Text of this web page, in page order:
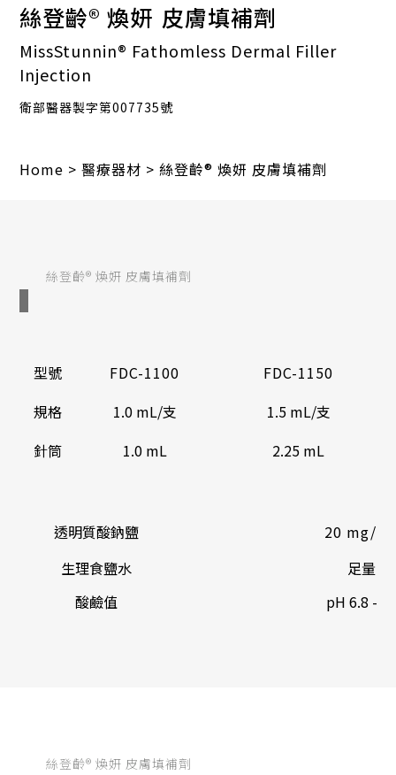
絲登齡® 煥妍 皮膚填補劑
MissStunnin® Fathomless Dermal Filler
Injection
衛部醫器製字第007735號
Home >醫療器材 >絲登齡® 煥妍 皮膚填補劑
絲登齡® 煥妍 皮膚填補劑
型號 FDC-1100
FDC-1150
規格
1.0 mL/支
1.5 mL/支
針筒
1.0 mL 2.25 mL
透明質酸鈉鹽
20 mg/
生理食鹽水
足量
酸鹼值
pH 6.8 -
絲登齡® 煥妍 皮膚填補劑